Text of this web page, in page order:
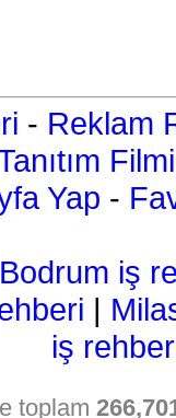
- Reklam
Filmi
Yap -
Bodrum iş
|
iş
toplam